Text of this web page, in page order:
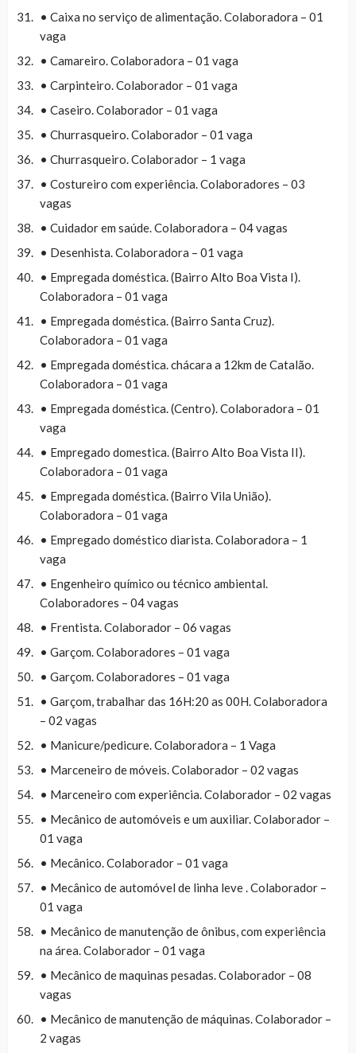
• Caixa no serviço de alimentação. Colaboradora – 01
vaga
• Camareiro. Colaboradora – 01 vaga
• Carpinteiro. Colaborador – 01 vaga
• Caseiro. Colaborador – 01 vaga
• Churrasqueiro. Colaborador – 01 vaga
• Churrasqueiro. Colaborador – 1 vaga
• Costureiro com experiência. Colaboradores – 03
vagas
• Cuidador em saúde. Colaboradora – 04 vagas
• Desenhista. Colaboradora – 01 vaga
• Empregada doméstica. (Bairro Alto Boa Vista I).
Colaboradora – 01 vaga
• Empregada doméstica. (Bairro Santa Cruz).
Colaboradora – 01 vaga
• Empregada doméstica. chácara a 12km de Catalão.
Colaboradora – 01 vaga
• Empregada doméstica. (Centro). Colaboradora – 01
vaga
• Empregado domestica. (Bairro Alto Boa Vista II).
Colaboradora – 01 vaga
• Empregada doméstica. (Bairro Vila União).
Colaboradora – 01 vaga
• Empregado doméstico diarista. Colaboradora – 1
vaga
• Engenheiro químico ou técnico ambiental.
Colaboradores – 04 vagas
• Frentista. Colaborador – 06 vagas
• Garçom. Colaboradores – 01 vaga
• Garçom. Colaboradores – 01 vaga
• Garçom, trabalhar das 16H:20 as 00H. Colaboradora
– 02 vagas
• Manicure/pedicure. Colaboradora – 1 Vaga
• Marceneiro de móveis. Colaborador – 02 vagas
• Marceneiro com experiência. Colaborador – 02 vagas
• Mecânico de automóveis e um auxiliar. Colaborador –
01 vaga
• Mecânico. Colaborador – 01 vaga
• Mecânico de automóvel de linha leve . Colaborador –
01 vaga
• Mecânico de manutenção de ônibus, com experiência
na área. Colaborador – 01 vaga
• Mecânico de maquinas pesadas. Colaborador – 08
vagas
• Mecânico de manutenção de máquinas. Colaborador –
2 vagas